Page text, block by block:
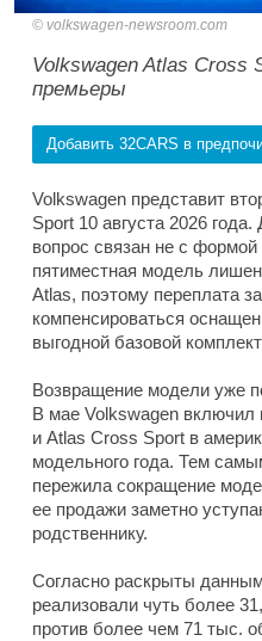
volkswagen-newsroom.com
Volkswagen Atlas Cross
премьеры
Добавить 32CARS в
Volkswagen представит
Sport 10 августа 2026
вопрос связан не с
пятиместная модель
Atlas, поэтому переплата
компенсироваться
выгодной базовой
Возвращение модели уже
В мае Volkswagen включил
и Atlas Cross Sport в
модельного года. Тем
пережила сокращение
ее продажи заметно
родственнику.
Согласно раскрыты
реализовали чуть более
против более чем 71 тыс.